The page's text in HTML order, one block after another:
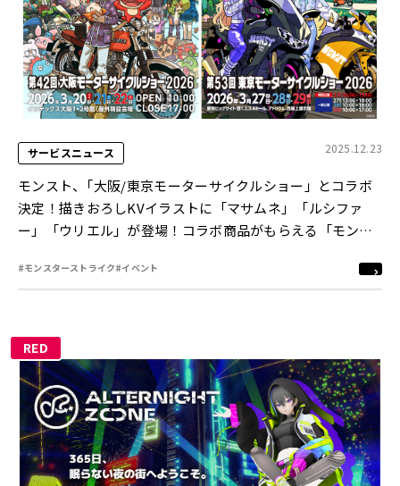
サービスニュース 2025.12.23
モンスト、｢大阪/東京モーターサイクルショー」とコラボ
決定！描きおろしKVイラストに「マサムネ」「ルシファ
ー」「ウリエル」が登場！コラボ商品がもらえる「モンス
#モンスターストライク#イベント
RED